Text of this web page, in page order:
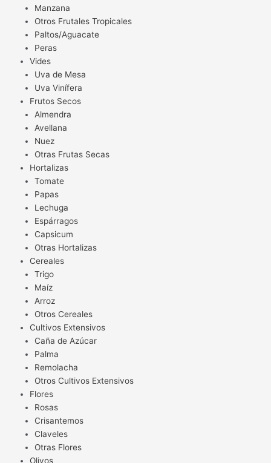
Manzana
Otros Frutales Tropicales
Paltos/Aguacate
Peras
Vides
Uva de Mesa
Uva Vinífera
Frutos Secos
Almendra
Avellana
Nuez
Otras Frutas Secas
Hortalizas
Tomate
Papas
Lechuga
Espárragos
Capsicum
Otras Hortalizas
Cereales
Trigo
Maíz
Arroz
Otros Cereales
Cultivos Extensivos
Caña de Azúcar
Palma
Remolacha
Otros Cultivos Extensivos
Flores
Rosas
Crisantemos
Claveles
Otras Flores
Olivos